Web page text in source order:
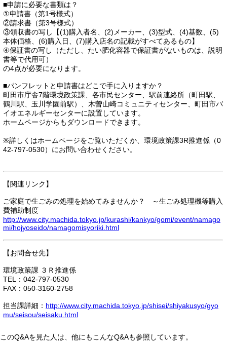
■申請に必要な書類は？
①申請書（第1号様式）
②請求書（第3号様式）
③領収書の写し【(1)購入者名、(2)メーカー、(3)型式、(4)基数、(5)
本体価格、(6)購入日、(7)購入店名の記載がすべてあるもの】
④保証書の写し（ただし、たい肥化容器で保証書がないものは、説明
書等で代用可）
の4点が必要になります。
■パンフレットと申請書はどこで手に入りますか？
町田市庁舎7階環境政策課、各市民センター、駅前連絡所（町田駅、
鶴川駅、玉川学園前駅）、木曽山崎コミュニティセンター、町田市バ
イオエネルギーセンターに設置しています。
ホームページからもダウンロードできます。
※詳しくはホームページをご覧いただくか、環境政策課3R推進係（0
42-797-0530）にお問い合わせください。
【関連リンク】
ご家庭で生ごみの処理を始めてみませんか？ ～生ごみ処理機等購入
費補助制度
http://www.city.machida.tokyo.jp/kurashi/kankyo/gomi/event/namago
mi/hojyoseido/namagomisyoriki.html
【お問合せ先】
環境政策課 ３Ｒ推進係
TEL：042-797-0530
FAX：050-3160-2758
担当課詳細： http://www.city.machida.tokyo.jp/shisei/shiyakusyo/gyo
mu/seisou/seisaku.html
このQ&Aを見た人は、他にもこんなQ&Aも参照しています。